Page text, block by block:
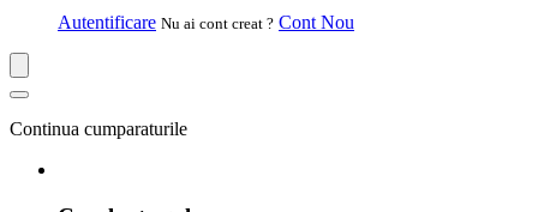
Autentificare Nu ai cont creat ? Cont Nou
Continua cumparaturile